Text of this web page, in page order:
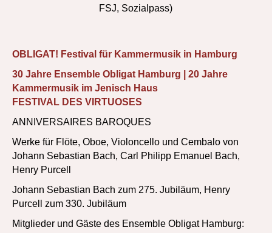
FSJ, Sozialpass)
OBLIGAT! Festival für Kammermusik in Hamburg
30 Jahre Ensemble Obligat Hamburg | 20 Jahre
Kammermusik im Jenisch Haus
FESTIVAL DES VIRTUOSES
ANNIVERSAIRES BAROQUES
Werke für Flöte, Oboe, Violoncello und Cembalo von
Johann Sebastian Bach, Carl Philipp Emanuel Bach,
Henry Purcell
Johann Sebastian Bach zum 275. Jubiläum, Henry
Purcell zum 330. Jubiläum
Mitglieder und Gäste des Ensemble Obligat Hamburg: